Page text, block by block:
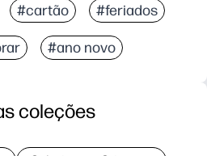
#cartão #feriados
#ano novo
coleções